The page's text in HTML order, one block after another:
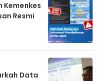
Kemenkes
Resmi
Data